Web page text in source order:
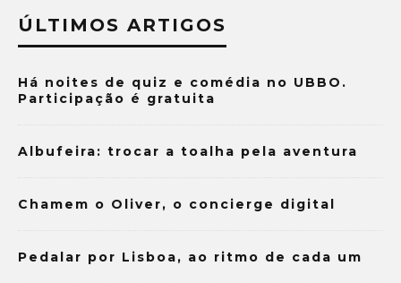
ÚLTIMOS ARTIGOS
Há noites de quiz e comédia no UBBO.
Participação é gratuita
Albufeira: trocar a toalha pela aventura
Chamem o Oliver, o concierge digital
Pedalar por Lisboa, ao ritmo de cada um